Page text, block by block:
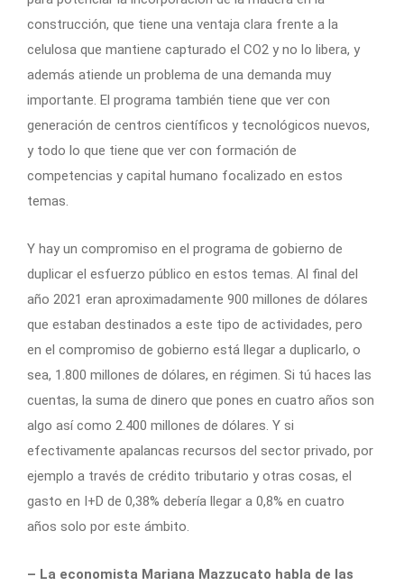
construcción, que tiene una ventaja clara frente a la
celulosa que mantiene capturado el CO2 y no lo libera, y
además atiende un problema de una demanda muy
importante. El programa también tiene que ver con
generación de centros científicos y tecnológicos nuevos,
y todo lo que tiene que ver con formación de
competencias y capital humano focalizado en estos
temas.
Y hay un compromiso en el programa de gobierno de
duplicar el esfuerzo público en estos temas. Al final del
año 2021 eran aproximadamente 900 millones de dólares
que estaban destinados a este tipo de actividades, pero
en el compromiso de gobierno está llegar a duplicarlo, o
sea, 1.800 millones de dólares, en régimen. Si tú haces las
cuentas, la suma de dinero que pones en cuatro años son
algo así como 2.400 millones de dólares. Y si
efectivamente apalancas recursos del sector privado, por
ejemplo a través de crédito tributario y otras cosas, el
gasto en I+D de 0,38% debería llegar a 0,8% en cuatro
años solo por este ámbito.
– La economista Mariana Mazzucato habla de las